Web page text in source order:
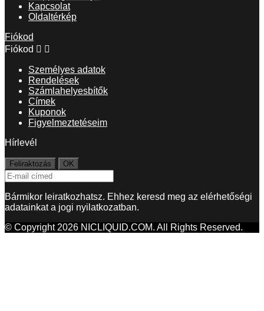
Kapcsolat
Oldaltérkép
Fiókod
Fiókod  
Személyes adatok
Rendelések
Számlahelyesbítők
Címek
Kuponok
Figyelmeztetéseim
Hírlevél
Bármikor leiratkozhatsz. Ehhez keresd meg az elérhetőségi
adatainkat a jogi nyilatkozatban.
© Copyright 2026 NICLIQUID.COM. All Rights Reserved.